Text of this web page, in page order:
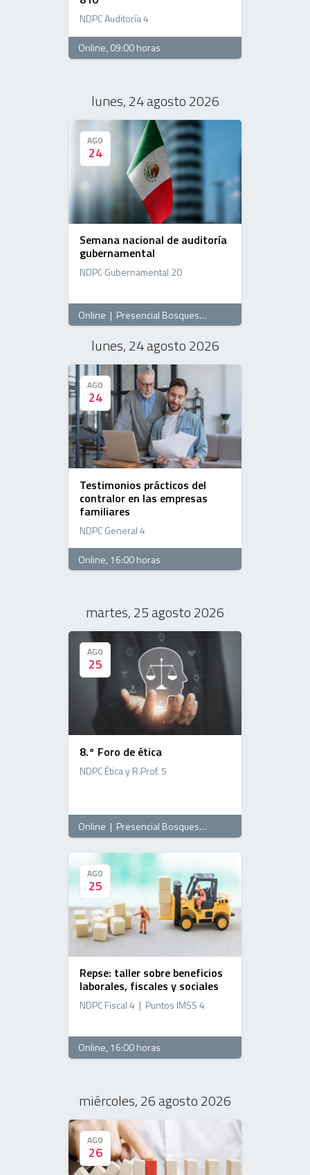
NDPC Auditoría 4
Online, 09:00 horas
lunes, 24 agosto 2026
AGO
24
AGO
24
Semana nacional de auditoría
gubernamental
NDPC Gubernamental 20
Online | Presencial Bosques, 16:00 horas
lunes, 24 agosto 2026
AGO
24
AGO
24
Testimonios prácticos del
contralor en las empresas
familiares
NDPC General 4
Online, 16:00 horas
martes, 25 agosto 2026
AGO
25
AGO
25
8.° Foro de ética
NDPC Ética y R.Prof. 5
Online | Presencial Bosques, 15:00 horas
AGO
25
AGO
25
Repse: taller sobre beneficios
laborales, fiscales y sociales
NDPC Fiscal 4 | Puntos IMSS 4
Online, 16:00 horas
miércoles, 26 agosto 2026
AGO
26
AGO
26